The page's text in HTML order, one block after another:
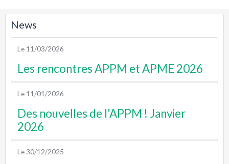
News
Le 11/03/2026
Les rencontres APPM et APME 2026
Le 11/01/2026
Des nouvelles de l'APPM ! Janvier
2026
Le 30/12/2025